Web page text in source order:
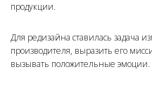
продукции.
Для редизайна ставилась задача
производителя, выразить его
вызывать положительные эмоции.